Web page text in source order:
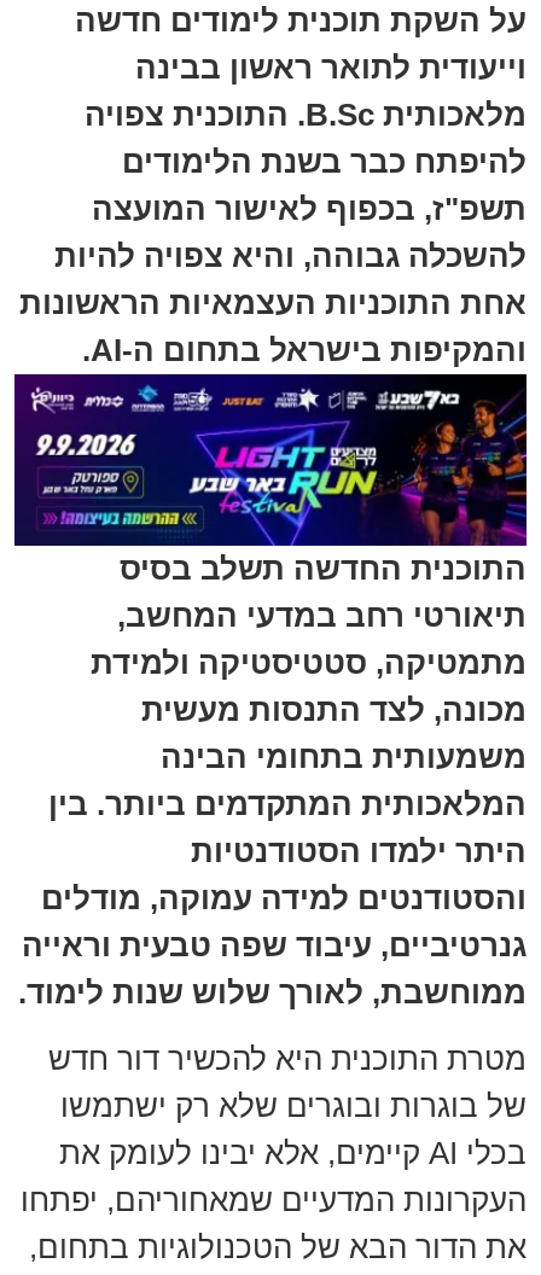
על השקת תוכנית לימודים חדשה
וייעודית לתואר ראשון בבינה
מלאכותית B.Sc. התוכנית צפויה
להיפתח כבר בשנת הלימודים
תשפ"ז, בכפוף לאישור המועצה
להשכלה גבוהה, והיא צפויה להיות
אחת התוכניות העצמאיות הראשונות
והמקיפות בישראל בתחום ה-AI.
התוכנית החדשה תשלב בסיס
תיאורטי רחב במדעי המחשב,
מתמטיקה, סטטיסטיקה ולמידת
מכונה, לצד התנסות מעשית
משמעותית בתחומי הבינה
המלאכותית המתקדמים ביותר. בין
היתר ילמדו הסטודנטיות
והסטודנטים למידה עמוקה, מודלים
גנרטיביים, עיבוד שפה טבעית וראייה
ממוחשבת, לאורך שלוש שנות לימוד.
מטרת התוכנית היא להכשיר דור חדש
של בוגרות ובוגרים שלא רק ישתמשו
בכלי AI קיימים, אלא יבינו לעומק את
העקרונות המדעיים שמאחוריהם, יפתחו
את הדור הבא של הטכנולוגיות בתחום,